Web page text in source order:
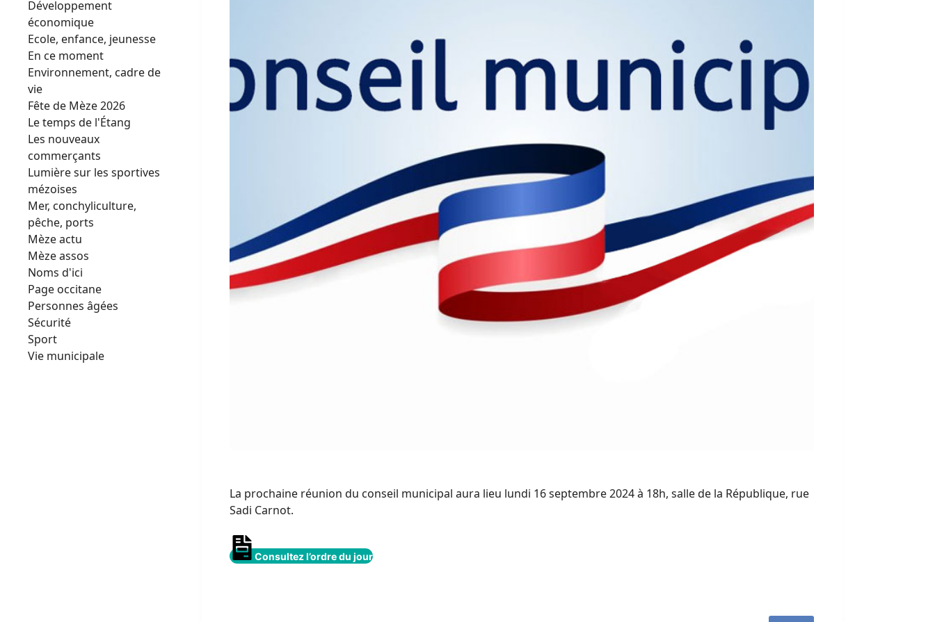
La prochaine réunion du conseil municipal aura lieu lundi 16 septembre 2024 à 18h, salle de la République, rue
Sadi Carnot.
Consultez l’ordre du jour
Développement
économique
Ecole, enfance, jeunesse
En ce moment
Environnement, cadre de
vie
Fête de Mèze 2026
Le temps de l'Étang
Les nouveaux
commerçants
Lumière sur les sportives
mézoises
Mer, conchyliculture,
pêche, ports
Mèze actu
Mèze assos
Noms d'ici
Page occitane
Personnes âgées
Sécurité
Sport
Vie municipale